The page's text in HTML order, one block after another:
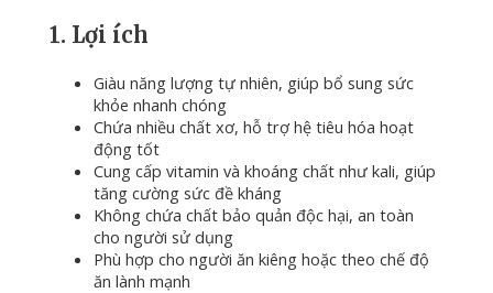
1. Lợi ích
Giàu năng lượng tự nhiên, giúp bổ sung sức
khỏe nhanh chóng
Chứa nhiều chất xơ, hỗ trợ hệ tiêu hóa hoạt
động tốt
Cung cấp vitamin và khoáng chất như kali, giúp
tăng cường sức đề kháng
Không chứa chất bảo quản độc hại, an toàn
cho người sử dụng
Phù hợp cho người ăn kiêng hoặc theo chế độ
ăn lành mạnh